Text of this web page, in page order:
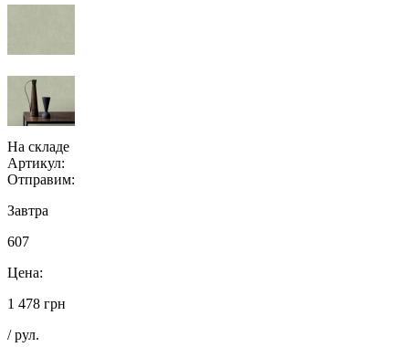
На складе
Артикул:
Отправим:
Завтра
607
Цена:
1 478 грн
/ рул.